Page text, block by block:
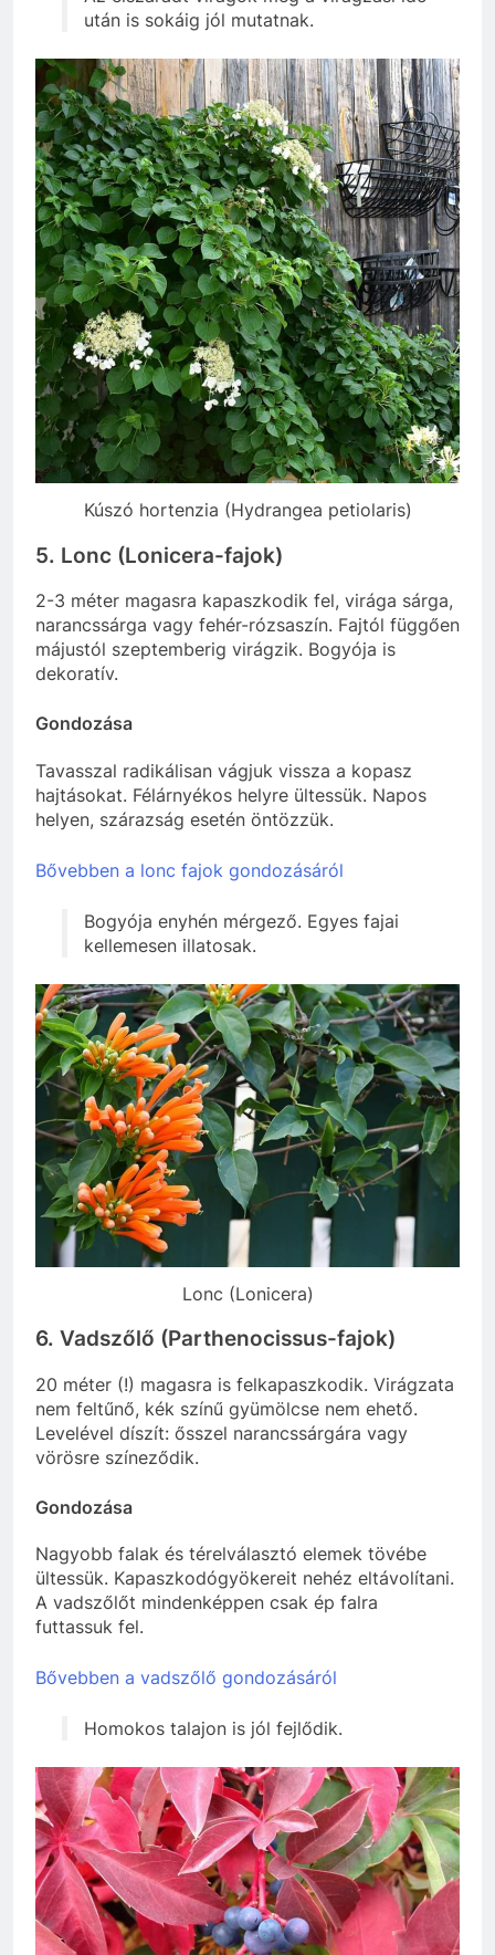
után is sokáig jól mutatnak.
Kúszó hortenzia (Hydrangea petiolaris)
5. Lonc (Lonicera-fajok)
2-3 méter magasra kapaszkodik fel, virága sárga,
narancssárga vagy fehér-rózsaszín. Fajtól függően
májustól szeptemberig virágzik. Bogyója is
dekoratív.
Gondozása
Tavasszal radikálisan vágjuk vissza a kopasz
hajtásokat. Félárnyékos helyre ültessük. Napos
helyen, szárazság esetén öntözzük.
Bővebben a lonc fajok gondozásáról
Bogyója enyhén mérgező. Egyes fajai
kellemesen illatosak.
Lonc (Lonicera)
6. Vadszőlő (Parthenocissus-fajok)
20 méter (!) magasra is felkapaszkodik. Virágzata
nem feltűnő, kék színű gyümölcse nem ehető.
Levelével díszít: ősszel narancssárgára vagy
vörösre színeződik.
Gondozása
Nagyobb falak és térelválasztó elemek tövébe
ültessük. Kapaszkodógyökereit nehéz eltávolítani.
A vadszőlőt mindenképpen csak ép falra
futtassuk fel.
Bővebben a vadszőlő gondozásáról
Homokos talajon is jól fejlődik.